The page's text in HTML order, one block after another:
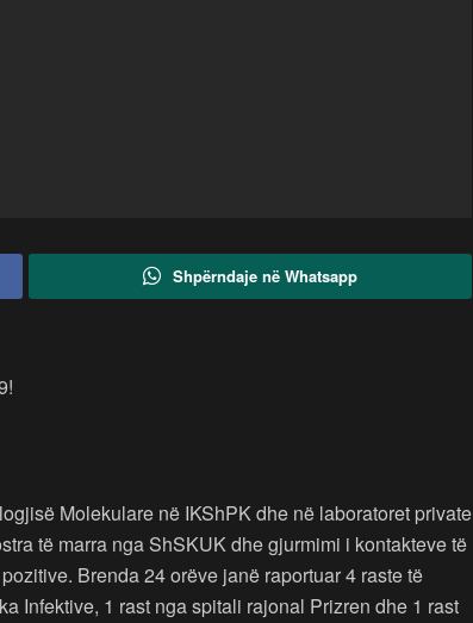
Shpërndaje në Whatsapp
Molekulare në IKShPK dhe në laboratoret private
të marra nga ShSKUK dhe gjurmimi i kontakteve të
Brenda 24 orëve janë raportuar 4 raste të
Infektive, 1 rast nga spitali rajonal Prizren dhe 1 rast